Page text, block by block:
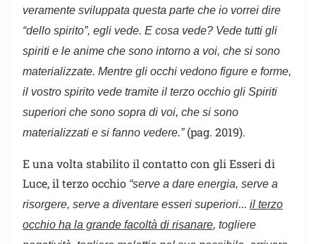
veramente sviluppata questa parte che io vorrei dire
“dello spirito”, egli vede. E cosa vede? Vede tutti gli
spiriti e le anime che sono intorno a voi, che si sono
materializzate. Mentre gli occhi vedono figure e forme,
il vostro spirito vede tramite il terzo occhio gli Spiriti
superiori che sono sopra di voi, che si sono
materializzati e si fanno vedere.” (pag. 2019).
E una volta stabilito il contatto con gli Esseri di
Luce, il terzo occhio “serve a dare energia, serve a
risorgere, serve a diventare esseri superiori... il terzo
occhio ha la grande facoltà di risanare, togliere